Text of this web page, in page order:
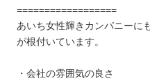
==================
あいち女性輝きカンパニーに
が根付いています。
・会社の雰囲気の良さ